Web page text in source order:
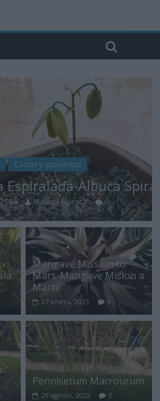
Albuca Spiralis
Huesca 0
Mangave Mission to
Mars-Mangave Mision a
Marte
27 enero, 2023 0
Pennisetum Macrourum
29 agosto, 2022 0